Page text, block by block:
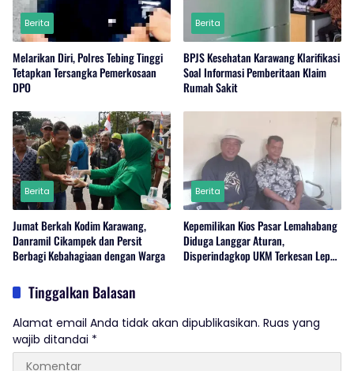
Berita
Melarikan Diri, Polres Tebing Tinggi
Tetapkan Tersangka Pemerkosaan
DPO
Berita
BPJS Kesehatan Karawang Klarifikasi
Soal Informasi Pemberitaan Klaim
Rumah Sakit
Berita
Jumat Berkah Kodim Karawang,
Danramil Cikampek dan Persit
Berbagi Kebahagiaan dengan Warga
Berita
Kepemilikan Kios Pasar Lemahabang
Diduga Langgar Aturan,
Disperindagkop UKM Terkesan Lepas
Tinggalkan Balasan
Alamat email Anda tidak akan dipublikasikan. Ruas yang
wajib ditandai *